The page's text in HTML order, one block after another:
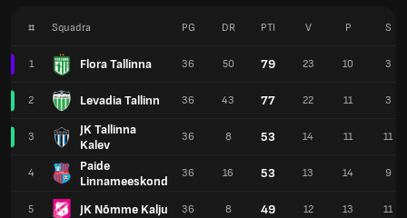
# Squadra
1 Flora Tallinna
2 Levadia Tallinn
3
JK Tallinna
Kalev
4
Paide
Linnameeskond
5 JK Nõmme Kalju
PG DR PTI V P S
36 50 79 23 10 3
36 43 77 22 11 3
36 8 53 14 11 11
36 16 53 13 14 9
36 8 49 12 13 11